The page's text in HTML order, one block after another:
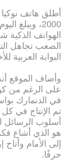
الهواتف الذكية
الصعب تجاهل
البوابة العربية
في الدنمارك
تم الإنتاج في
هو الذي أشاع
حرفًا.